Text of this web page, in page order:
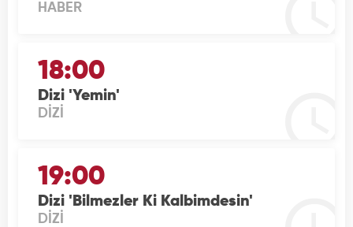
HABER
18:00
Dizi 'Yemin'
DİZİ
19:00
Dizi 'Bilmezler Ki Kalbimdesin'
DİZİ